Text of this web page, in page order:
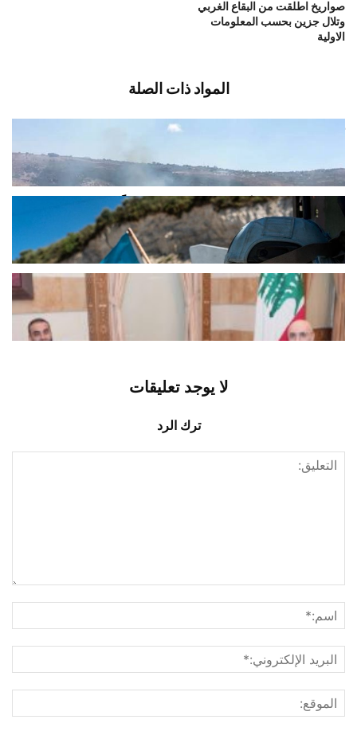
صواريخ اطلقت من البقاع الغربي
وتلال جزين بحسب المعلومات
الاولية
المواد ذات الصلة
غضب في دير ميماس بعد إحراق بساتين
اخبار محلية
اليونيفيل: سجّلنا أمس إطلاق 113 مقذوفاً
من قبل الجيش الإسرائيلي في...
اخبار محلية أغسطس 6, 2026
الحجار: تبادل المعلومات مفتاح التنسيق
الأمني مع سوريا
اخبار محلية أغسطس 6, 2026
لا يوجد تعليقات
ترك الرد